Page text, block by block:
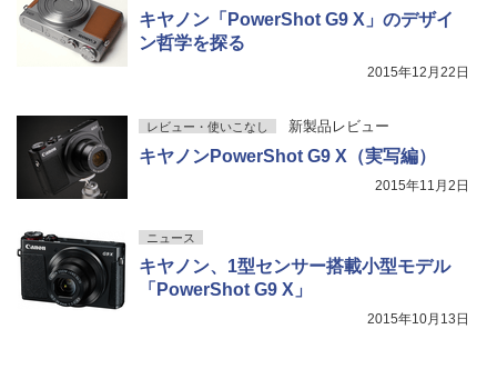
キヤノン「PowerShot G9 X」のデザイ
ン哲学を探る
2015年12月22日
レビュー・使いこなし 新製品レビュー
キヤノンPowerShot G9 X（実写編）
2015年11月2日
ニュース
キヤノン、1型センサー搭載小型モデル
「PowerShot G9 X」
2015年10月13日